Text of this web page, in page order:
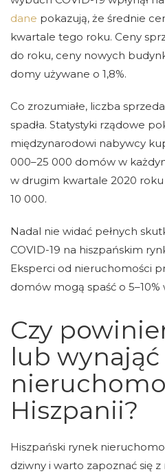
dane pokazują, że średnie
kwartale tego roku. Ceny
do roku, ceny nowych
domy używane o 1,8%.
Co zrozumiałe, liczba
spadła. Statystyki rządowe
międzynarodowi nabywcy
000–25 000 domów w
w drugim kwartale 2020 roku
10 000.
Nadal nie widać pełnych
COVID-19 na hiszpańskim
Eksperci od nieruchomości
domów mogą spaść o
Czy
lub wynająć
Hiszpanii?
Hiszpański rynek
dziwny i warto zapoznać się